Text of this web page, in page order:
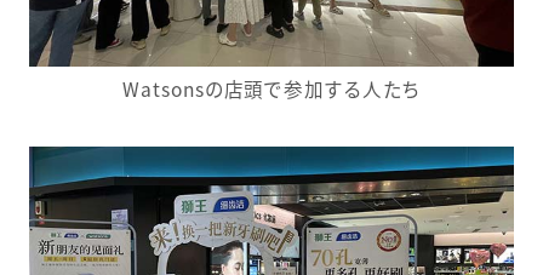
Watsonsの店頭で参加する人たち